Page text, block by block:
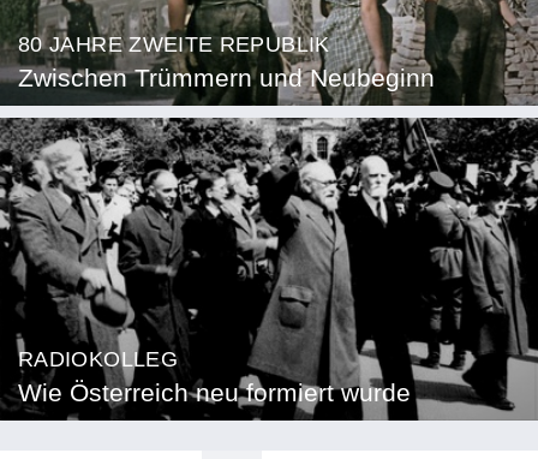
80 JAHRE ZWEITE REPUBLIK
Zwischen Trümmern und Neubeginn
RADIOKOLLEG
Wie Österreich neu formiert wurde